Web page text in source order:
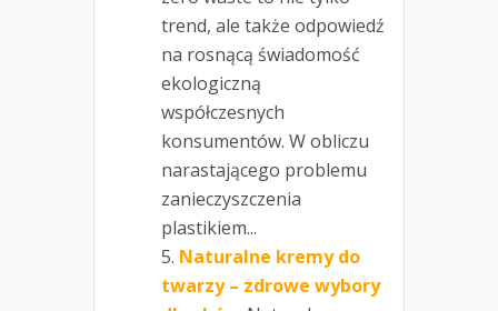
trend, ale także odpowiedź
na rosnącą świadomość
ekologiczną
współczesnych
konsumentów. W obliczu
narastającego problemu
zanieczyszczenia
plastikiem...
Naturalne kremy do
twarzy – zdrowe wybory